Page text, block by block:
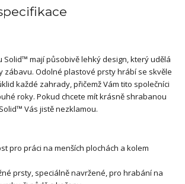
Solid™ mají působivě lehký design, který udělá
zábavu. Odolné plastové prsty hrábí se skvěle
každé zahrady, přičemž Vám tito společníci
roky. Pokud chcete mít krásně shrabanou
Vás jistě nezklamou.
pro práci na menších plochách a kolem
prsty, speciálně navržené, pro hrabání na